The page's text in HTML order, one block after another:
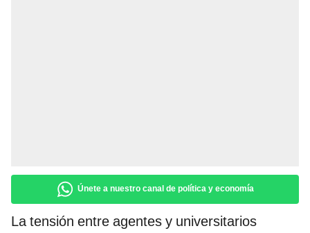
Únete a nuestro canal de política y economía
La tensión entre agentes y universitarios